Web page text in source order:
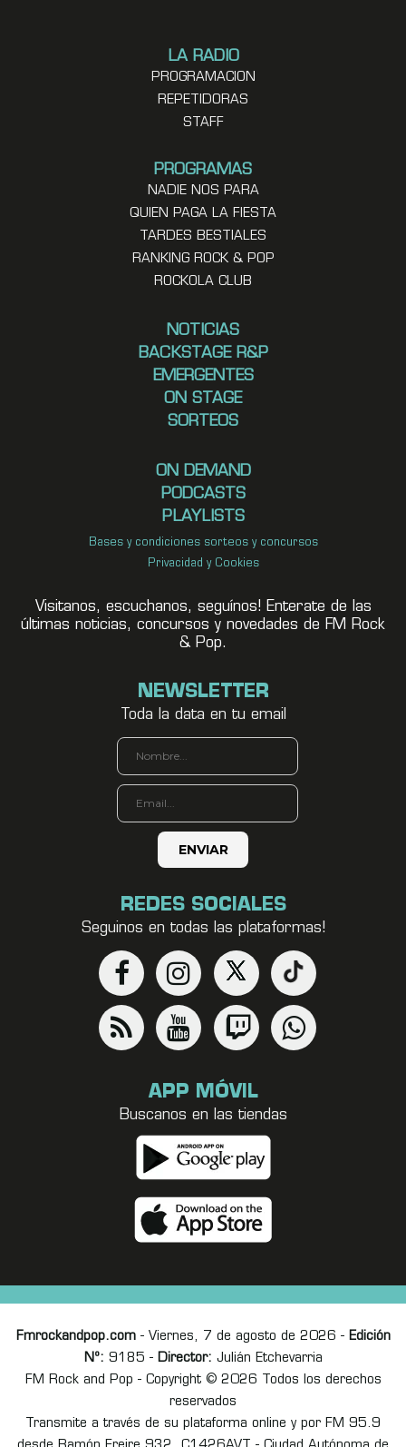
LA RADIO
PROGRAMACION
REPETIDORAS
STAFF
PROGRAMAS
NADIE NOS PARA
QUIEN PAGA LA FIESTA
TARDES BESTIALES
RANKING ROCK & POP
ROCKOLA CLUB
NOTICIAS
BACKSTAGE R&P
EMERGENTES
ON STAGE
SORTEOS
ON DEMAND
PODCASTS
PLAYLISTS
Bases y condiciones sorteos y concursos
Privacidad y Cookies
Visitanos, escuchanos, seguínos! Enterate de las
últimas noticias, concursos y novedades de FM Rock
& Pop.
NEWSLETTER
Toda la data en tu email
REDES SOCIALES
Seguinos en todas las plataformas!
APP MÓVIL
Buscanos en las tiendas
Fmrockandpop.com- Viernes, 7 de agosto de 2026 - Edición
Nº: 9185 - Director: Julián Etchevarria
FM Rock and Pop - Copyright © 2026 Todos los derechos
reservados
Transmite a través de su plataforma online y por FM 95.9